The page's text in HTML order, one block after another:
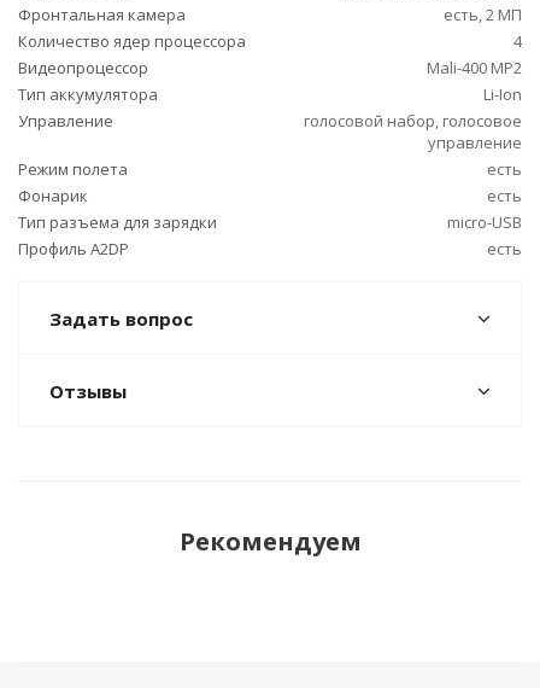
Фронтальная камера
есть, 2 МП
Количество ядер процессора
4
Видеопроцессор
Mali-400 MP2
Тип аккумулятора
Li-Ion
Управление
голосовой набор, голосовое
управление
Режим полета
есть
Фонарик
есть
Тип разъема для зарядки
micro-USB
Профиль A2DP
есть
Задать вопрос
Отзывы
Рекомендуем